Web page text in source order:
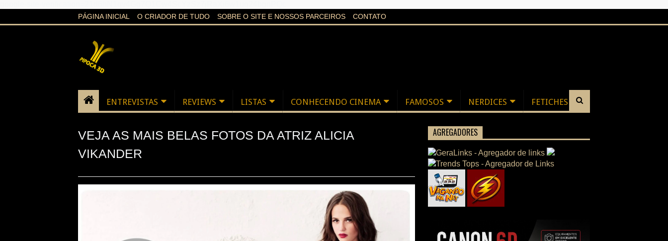
PÁGINA INICIAL O CRIADOR DE TUDO SOBRE O SITE E NOSSOS PARCEIROS CONTATO
ENTREVISTAS REVIEWS LISTAS CONHECENDO CINEMA FAMOSOS NERDICES FETICHES
VEJA AS MAIS BELAS FOTOS DA ATRIZ ALICIA
VIKANDER
AGREGADORES